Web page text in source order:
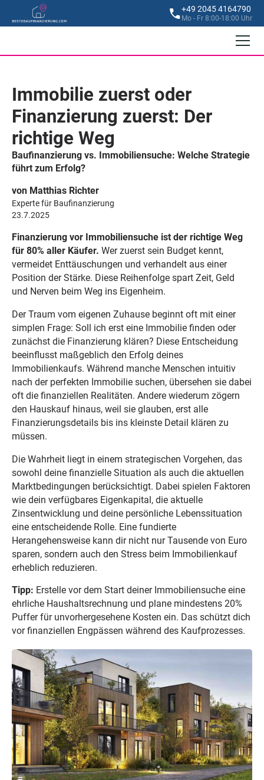
+49 2045 4164790
Mo - Fr 8:00-18:00 Uhr
Immobilie zuerst oder
Finanzierung zuerst: Der
richtige Weg
Baufinanzierung vs. Immobiliensuche: Welche Strategie
führt zum Erfolg?
von Matthias Richter
Experte für Baufinanzierung
23.7.2025
Finanzierung vor Immobiliensuche ist der richtige Weg
für 80% aller Käufer. Wer zuerst sein Budget kennt,
vermeidet Enttäuschungen und verhandelt aus einer
Position der Stärke. Diese Reihenfolge spart Zeit, Geld
und Nerven beim Weg ins Eigenheim.
Der Traum vom eigenen Zuhause beginnt oft mit einer
simplen Frage: Soll ich erst eine Immobilie finden oder
zunächst die Finanzierung klären? Diese Entscheidung
beeinflusst maßgeblich den Erfolg deines
Immobilienkaufs. Während manche Menschen intuitiv
nach der perfekten Immobilie suchen, übersehen sie dabei
oft die finanziellen Realitäten. Andere wiederum zögern
den Hauskauf hinaus, weil sie glauben, erst alle
Finanzierungsdetails bis ins kleinste Detail klären zu
müssen.
Die Wahrheit liegt in einem strategischen Vorgehen, das
sowohl deine finanzielle Situation als auch die aktuellen
Marktbedingungen berücksichtigt. Dabei spielen Faktoren
wie dein verfügbares Eigenkapital, die aktuelle
Zinsentwicklung und deine persönliche Lebenssituation
eine entscheidende Rolle. Eine fundierte
Herangehensweise kann dir nicht nur Tausende von Euro
sparen, sondern auch den Stress beim Immobilienkauf
erheblich reduzieren.
Tipp: Erstelle vor dem Start deiner Immobiliensuche eine
ehrliche Haushaltsrechnung und plane mindestens 20%
Puffer für unvorhergesehene Kosten ein. Das schützt dich
vor finanziellen Engpässen während des Kaufprozesses.